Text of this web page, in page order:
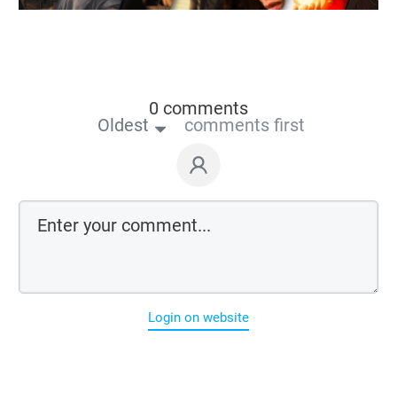
0 comments
Oldest comments first
Login on website